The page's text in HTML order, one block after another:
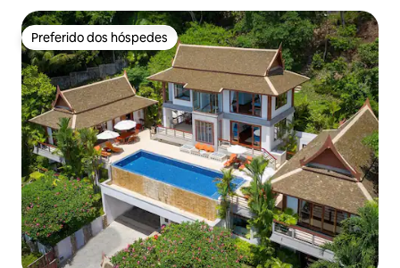
Preferido dos hóspedes
Preferido dos hóspedes